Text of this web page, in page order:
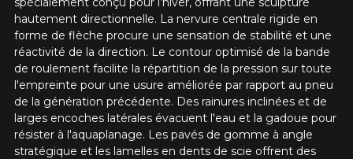
hautement directionnelle. La nervure centrale rigide en
forme de flèche procure une sensation de stabilité et une
réactivité de la direction. Le contour optimisé de la bande
de roulement facilite la répartition de la pression sur toute
l'empreinte pour une usure améliorée par rapport au pneu
de la génération précédente. Des rainures inclinées et de
larges encoches latéralesévacuent l'eau et la gadoue pour
résister à l'aquaplanage. Les pavés de gomme à angle
stratégique et les lamelles en dents de scie offrent des